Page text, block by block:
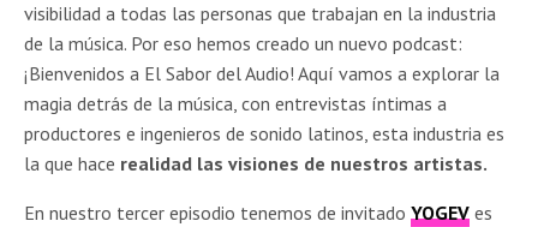
visibilidad a todas las personas que trabajan en la industria
de la música. Por eso hemos creado un nuevo podcast:
¡Bienvenidos a El Sabor del Audio! Aquí vamos a explorar la
magia detrás de la música, con entrevistas íntimas a
productores e ingenieros de sonido latinos, esta industria es
la que hace realidad las visiones de nuestros artistas.
En nuestro tercer episodio tenemos de invitadoYOGEV es